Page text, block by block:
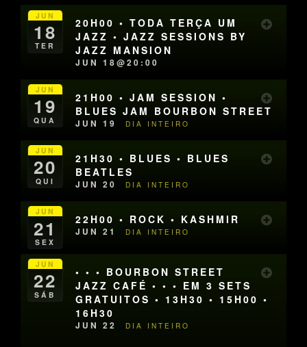
JUN
18
TER
20H00 • TODA TERÇA UM
JAZZ • JAZZ SESSIONS BY
JAZZ MANSION
JUN 18@20:00
JUN
19
QUA
21H00 • JAM SESSION •
BLUES JAM BOURBON STREET
JUN 19 DIA INTEIRO
JUN
20
QUI
21H30 • BLUES • BLUES
BEATLES
JUN 20 DIA INTEIRO
JUN
21
SEX
22H00 • ROCK • KASHMIR
JUN 21 DIA INTEIRO
JUN
22
SÁB
• • • BOURBON STREET
JAZZ CAFÉ • • • EM 3 SETS
GRATUITOS • 13H30 • 15H00 •
16H30
JUN 22 DIA INTEIRO